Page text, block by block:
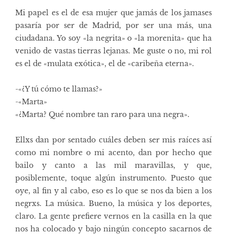
Mi papel es el de esa mujer que jamás de los jamases
pasaría por ser de Madrid, por ser una más, una
ciudadana. Yo soy «la negrita» o «la morenita» que ha
venido de vastas tierras lejanas. Me guste o no, mi rol
es el de «mulata exótica», el de «caribeña eterna».
-«¿Y tú cómo te llamas?»
-«Marta»
«¿Marta? Qué nombre tan raro para una negra».
Ellxs dan por sentado cuáles deben ser mis raíces así
como mi nombre o mi acento, dan por hecho que
bailo y canto a las mil maravillas, y que,
posiblemente, toque algún instrumento. Puesto que
oye, al fin y al cabo, eso es lo que se nos da bien a los
negrxs. La música. Bueno, la música y los deportes,
claro. La gente prefiere vernos en la casilla en la que
nos ha colocado y bajo ningún concepto sacarnos de